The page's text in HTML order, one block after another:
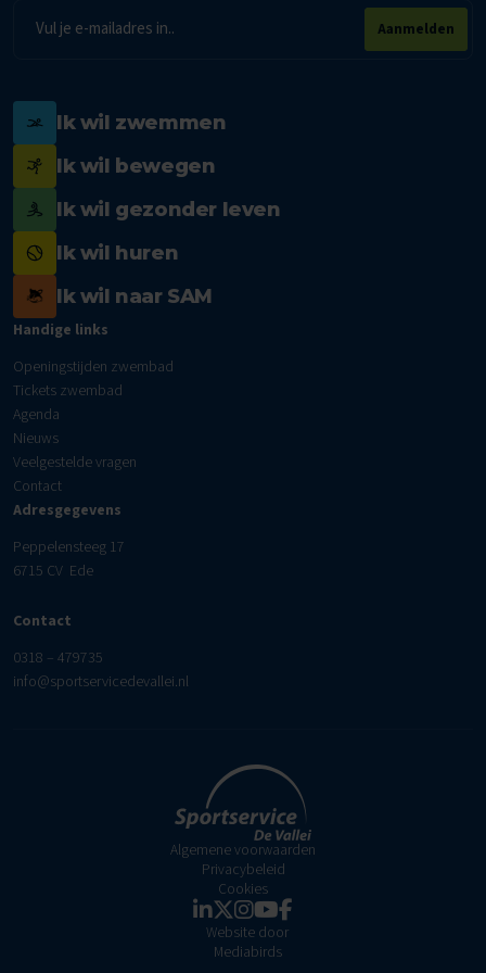
mailadres
Aanmelden
Ik wil zwemmen
Ik wil bewegen
Ik wil gezonder leven
Ik wil huren
Ik wil naar SAM
Handige links
Openingstijden zwembad
Tickets zwembad
Agenda
Nieuws
Veelgestelde vragen
Contact
Adresgegevens
Peppelensteeg 17
6715 CV Ede
Contact
0318 – 479735
info@sportservicedevallei.nl
Algemene voorwaarden
Privacybeleid
Cookies
Website door
Mediabirds